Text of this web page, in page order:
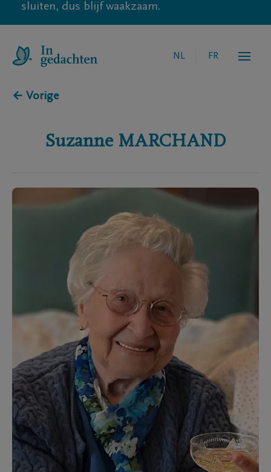
sluiten, dus blijf waakzaam.
NL FR
← Vorige
Suzanne MARCHAND